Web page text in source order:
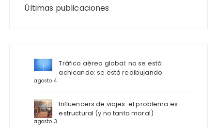
Últimas publicaciones
Tráfico aéreo global: no se está
achicando: se está redibujando
agosto 4
Influencers de viajes: el problema es
estructural (y no tanto moral)
agosto 3